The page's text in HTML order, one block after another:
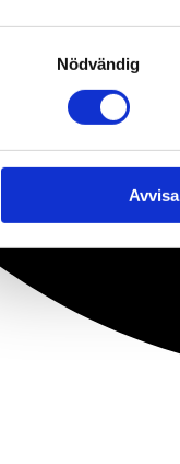
Nödvändig
Avvisa